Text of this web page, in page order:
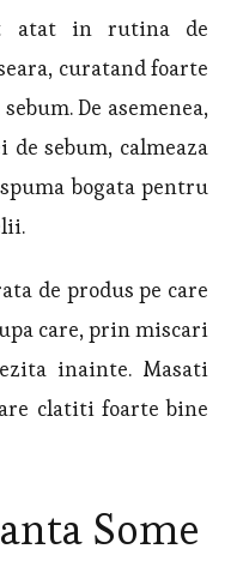
atat in rutina de
curatand foarte
De asemenea,
sebum, calmeaza
bogata pentru
de produs pe care
care, prin miscari
inainte. Masati
clatiti foarte bine
Some